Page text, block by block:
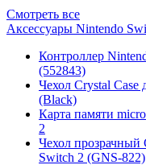
Смотреть все
Аксессуары Nintendo
Контроллер
(552843)
Чехол Сrystal Сase
(Black)
Карта памяти
2
Чехол прозрачный
Switch 2 (GNS-822)